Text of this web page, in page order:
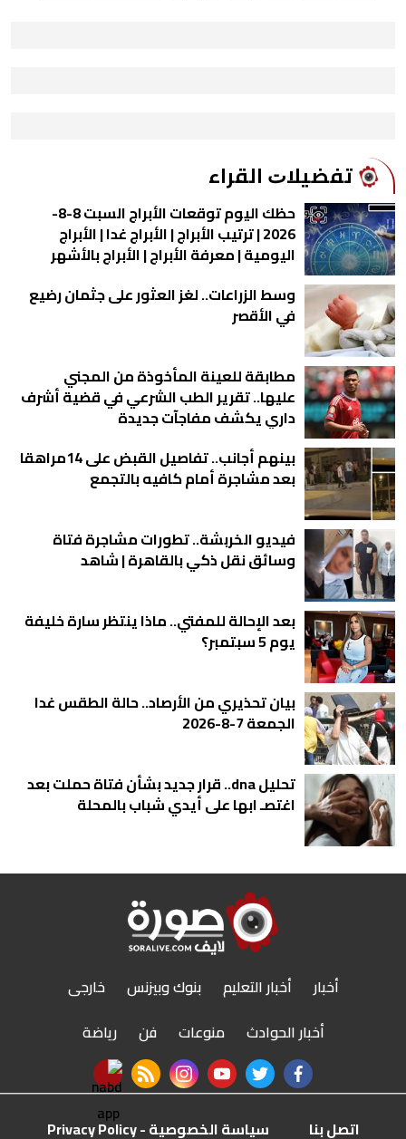
ﺗﻔﻀﻴﻼﺕ اﻟﻘﺮاء
حظك اليوم توقعات الأبراج السبت 8-8-
2026 | ترتيب الأبراج | الأبراج غدا | الأبراج
اليومية | معرفة الأبراج | الأبراج بالأشهر
وسط الزراعات.. لغز العثور على جثمان رضيع
في الأقصر
مطابقة للعينة المأخوذة من المجني
عليها.. تقرير الطب الشرعي في قضية أشرف
داري يكشف مفاجآت جديدة
بينهم أجانب.. تفاصيل القبض على 14مراهقا
بعد مشاجرة أمام كافيه بالتجمع
فيديو الخربشة.. تطورات مشاجرة فتاة
وسائق نقل ذكي بالقاهرة | شاهد
بعد الإحالة للمفتي.. ماذا ينتظر سارة خليفة
يوم 5 سبتمبر؟
بيان تحذيري من الأرصاد.. حالة الطقس غدا
الجمعة 7-8-2026
تحليل dna.. قرار جديد بشأن فتاة حملت بعد
اغتصـ ابها على أيدي شباب بالمحلة
أخبار أخبار التعليم بنوك وبيزنس
خارجى
أخبار الحوادث
منوعات فن
رياضة
facebook
twitter
youtube
instagram
rss feed
nabd app
اتصل بنا سياسة الخصوصية - Privacy Policy